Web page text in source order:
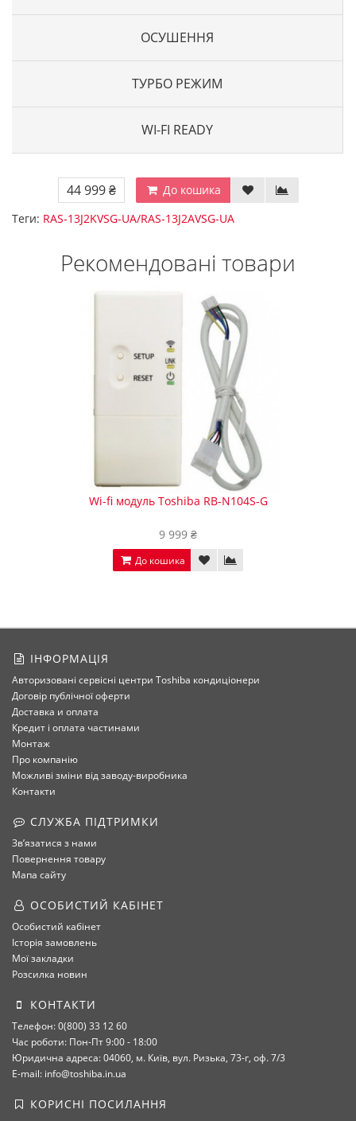
ТУРБО РЕЖИМ
ОСУШЕННЯ
WI-FI READY
44 999 ₴
До кошика
Теги: RAS-13J2KVSG-UA/RAS-13J2AVSG-UA
Рекомендовані товари
Wi-fi модуль Toshiba RB-N104S-G
9 999 ₴
До кошика
ІНФОРМАЦІЯ
Авторизовані сервісні центри Toshiba кондиціонери
Договір публічної оферти
Доставка и оплата
Кредит і оплата частинами
Монтаж
Про компанію
Можливі зміни від заводу-виробника
Контакти
СЛУЖБА ПІДТРИМКИ
Зв’язатися з нами
Повернення товару
Мапа сайту
ОСОБИСТИЙ КАБІНЕТ
Особистий кабінет
Історія замовлень
Мої закладки
Розсилка новин
КОНТАКТИ
Телефон: 0(800) 33 12 60
Час роботи: Пон-Пт 9:00 - 18:00
Юридична адреса: 04060, м. Київ, вул. Ризька, 73-г, оф. 7/3
E-mail: info@toshiba.in.ua
КОРИСНІ ПОСИЛАННЯ